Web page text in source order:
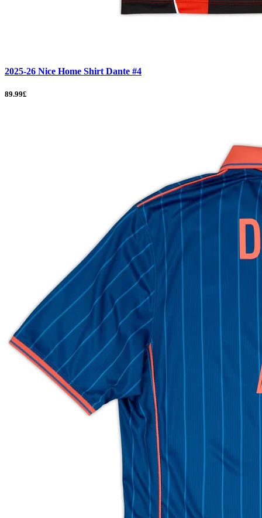
2025-26 Nice Home Shirt Dante #4
89.99£